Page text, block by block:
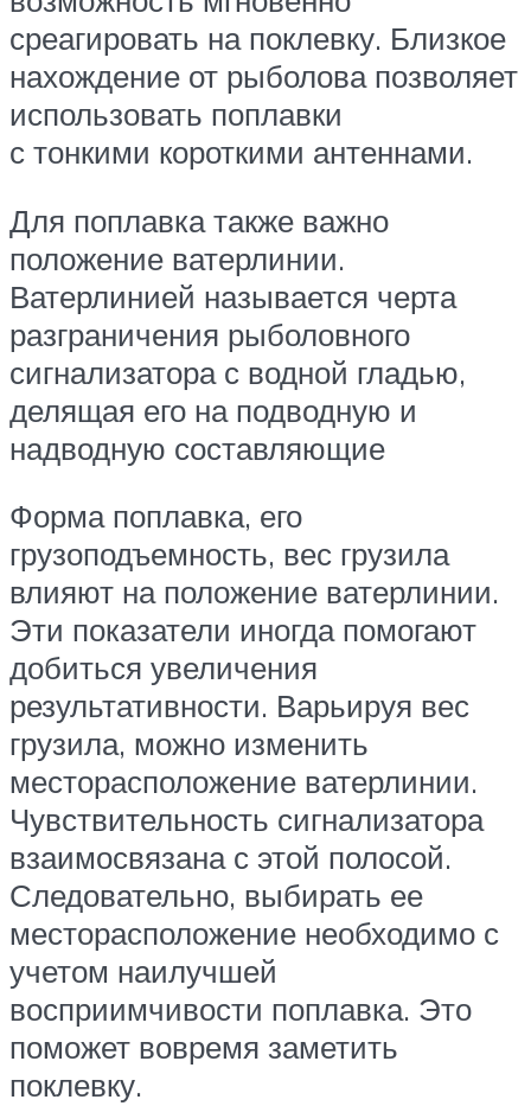
среагировать на поклевку. Близкое
нахождение от рыболова позволяет
использовать поплавки
с тонкими короткими антеннами.
Для поплавка также важно
положение ватерлинии.
Ватерлинией называется черта
разграничения рыболовного
сигнализатора с водной гладью,
делящая его на подводную и
надводную составляющие
Форма поплавка, его
грузоподъемность, вес грузила
влияют на положение ватерлинии.
Эти показатели иногда помогают
добиться увеличения
результативности. Варьируя вес
грузила, можно изменить
месторасположение ватерлинии.
Чувствительность сигнализатора
взаимосвязана с этой полосой.
Следовательно, выбирать ее
месторасположение необходимо с
учетом наилучшей
восприимчивости поплавка. Это
поможет вовремя заметить
поклевку.